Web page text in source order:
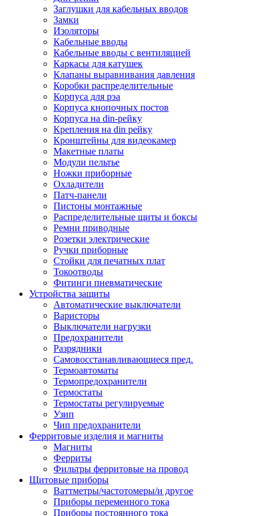
Заглушки для кабельных вводов
Замки
Изоляторы
Кабельные вводы
Кабельные вводы с вентиляцией
Каркасы для катушек
Клапаны выравнивания давления
Коробки распределительные
Корпуса для рэа
Корпуса кнопочных постов
Корпуса на din-рейку
Крепления на din рейку
Кронштейны для видеокамер
Макетные платы
Модули пельтье
Ножки приборные
Охладители
Патч-панели
Пистоны монтажные
Распределительные щиты и боксы
Ремни приводные
Розетки электрические
Ручки приборные
Стойки для печатных плат
Токоотводы
Фитинги пневматические
Устройства защиты
Автоматические выключатели
Варисторы
Выключатели нагрузки
Предохранители
Разрядники
Самовосстанавливающиеся пред.
Термоавтоматы
Термопредохранители
Термостаты
Термостаты регулируемые
Узип
Чип предохранители
Ферритовые изделия и магниты
Магниты
Ферриты
Фильтры ферритовые на провод
Щитовые приборы
Ваттметры/частотомеры/и другое
Приборы переменного тока
Приборы постоянного тока